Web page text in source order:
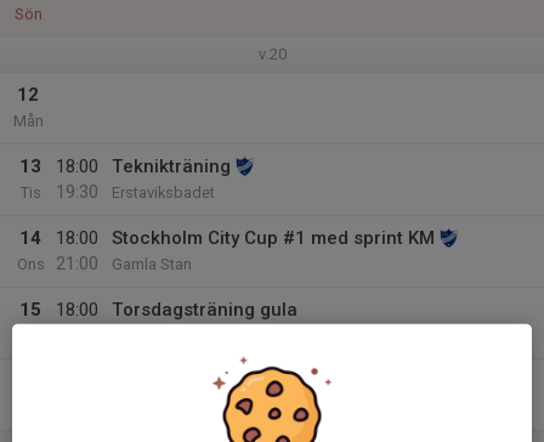
Sön
v.20
12
Mån
13
Tis
18:00
19:30
Teknikträning
Erstaviksbadet
14
Ons
18:00
21:00
Stockholm City Cup #1 med sprint KM
Gamla Stan
15
18:00
Torsdagsträning gula